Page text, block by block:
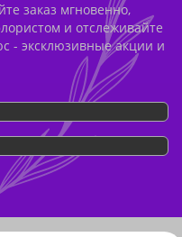
заказ мгновенно,
и отслеживайте
- эксклюзивные акции и